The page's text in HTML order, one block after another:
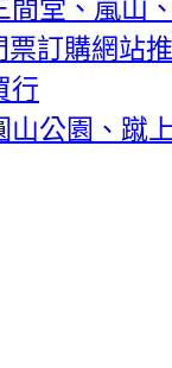
堂、嵐山
票訂購網站推
行
公園、蹴